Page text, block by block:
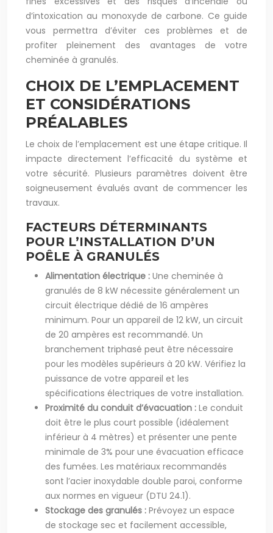
d’intoxication au monoxyde de carbone. Ce guide
vous permettra d’éviter ces problèmes et de
profiter pleinement des avantages de votre
cheminée à granulés.
CHOIX DE L’EMPLACEMENT
ET CONSIDÉRATIONS
PRÉALABLES
Le choix de l’emplacement est une étape critique. Il
impacte directement l’efficacité du système et
votre sécurité. Plusieurs paramètres doivent être
soigneusement évalués avant de commencer les
travaux.
FACTEURS DÉTERMINANTS
POUR L’INSTALLATION D’UN
POÊLE À GRANULÉS
Alimentation électrique : Une cheminée à
granulés de 8 kW nécessite généralement un
circuit électrique dédié de 16 ampères
minimum. Pour un appareil de 12 kW, un circuit
de 20 ampères est recommandé. Un
branchement triphasé peut être nécessaire
pour les modèles supérieurs à 20 kW. Vérifiez la
puissance de votre appareil et les
spécifications électriques de votre installation.
Proximité du conduit d’évacuation : Le conduit
doit être le plus court possible (idéalement
inférieur à 4 mètres) et présenter une pente
minimale de 3% pour une évacuation efficace
des fumées. Les matériaux recommandés
sont l’acier inoxydable double paroi, conforme
aux normes en vigueur (DTU 24.1).
Stockage des granulés : Prévoyez un espace
de stockage sec et facilement accessible,